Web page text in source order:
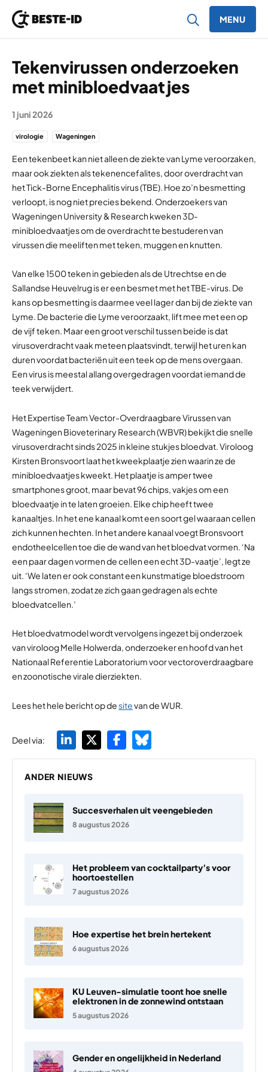
MENU
Tekenvirussen onderzoeken
met minibloedvaatjes
1 juni 2026
virologie Wageningen
Een tekenbeet kan niet alleen de ziekte van Lyme veroorzaken,
maar ook ziekten als tekenencefalites, door overdracht van
het Tick-Borne Encephalitis virus (TBE). Hoe zo’n besmetting
verloopt, is nog niet precies bekend. Onderzoekers van
Wageningen University & Research kweken 3D-
minibloedvaatjes om de overdracht te bestuderen van
virussen die meeliften met teken, muggen en knutten.
Van elke 1500 teken in gebieden als de Utrechtse en de
Sallandse Heuvelrug is er een besmet met het TBE-virus. De
kans op besmetting is daarmee veel lager dan bij de ziekte van
Lyme. De bacterie die Lyme veroorzaakt, lift mee met een op
de vijf teken. Maar een groot verschil tussen beide is dat
virusoverdracht vaak meteen plaatsvindt, terwijl het uren kan
duren voordat bacteriën uit een teek op de mens overgaan.
Een virus is meestal allang overgedragen voordat iemand de
teek verwijdert.
Het Expertise Team Vector-Overdraagbare Virussen van
Wageningen Bioveterinary Research (WBVR) bekijkt die snelle
virusoverdracht sinds 2025 in kleine stukjes bloedvat. Viroloog
Kirsten Bronsvoort laat het kweekplaatje zien waarin ze de
minibloedvaatjes kweekt. Het plaatje is amper twee
smartphones groot, maar bevat 96 chips, vakjes om een
bloedvaatje in te laten groeien. Elke chip heeft twee
kanaaltjes. In het ene kanaal komt een soort gel waaraan cellen
zich kunnen hechten. In het andere kanaal voegt Bronsvoort
endotheelcellen toe die de wand van het bloedvat vormen. ‘Na
een paar dagen vormen de cellen een echt 3D-vaatje’, legt ze
uit. ‘We laten er ook constant een kunstmatige bloedstroom
langs stromen, zodat ze zich gaan gedragen als echte
bloedvatcellen.’
Het bloedvatmodel wordt vervolgens ingezet bij onderzoek
van viroloog Melle Holwerda, onderzoeker en hoofd van het
Nationaal Referentie Laboratorium voor vectoroverdraagbare
en zoonotische virale dierziekten.
Lees het hele bericht op de sitevan de WUR.
Deel via:
ANDER NIEUWS
Succesverhalen uit veengebieden
8 augustus 2026
Het probleem van cocktailparty’s voor
hoortoestellen
7 augustus 2026
Hoe expertise het brein hertekent
6 augustus 2026
KU Leuven-simulatie toont hoe snelle
elektronen in de zonnewind ontstaan
5 augustus 2026
Gender en ongelijkheid in Nederland